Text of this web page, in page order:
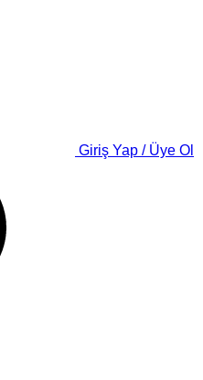
Giriş Yap / Üye Ol